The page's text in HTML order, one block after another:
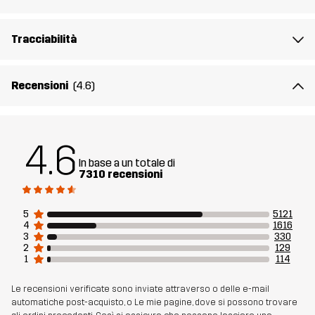
Numero di
Tracciabilità
Recensioni (4.6)
4.6 In base a un totale di
7310 recensioni
5
5121
4
1616
3
330
2
129
1
114
Le recensioni verificate sono inviate attraverso o delle e-mail
automatiche post-acquisto, o Le mie pagine, dove si possono trovare